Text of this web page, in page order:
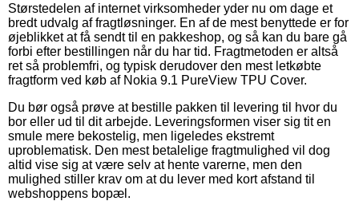
Størstedelen af internet virksomheder yder nu om dage et
bredt udvalg af fragtløsninger. En af de mest benyttede er for
øjeblikket at få sendt til en pakkeshop, og så kan du bare gå
forbi efter bestillingen når du har tid. Fragtmetoden er altså
ret så problemfri, og typisk derudover den mest letkøbte
fragtform ved køb af Nokia 9.1 PureView TPU Cover.
Du bør også prøve at bestille pakken til levering til hvor du
bor eller ud til dit arbejde. Leveringsformen viser sig tit en
smule mere bekostelig, men ligeledes ekstremt
uproblematisk. Den mest betalelige fragtmulighed vil dog
altid vise sig at være selv at hente varerne, men den
mulighed stiller krav om at du lever med kort afstand til
webshoppens bopæl.